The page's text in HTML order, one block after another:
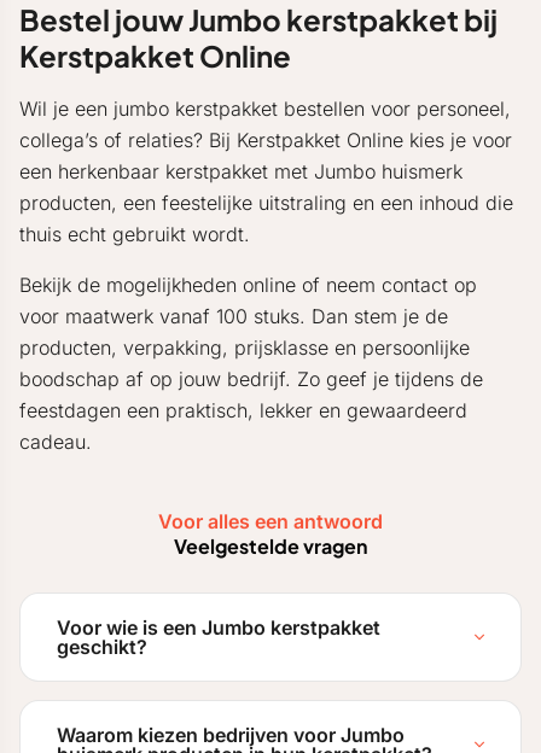
Bestel jouw Jumbo kerstpakket bij
Kerstpakket Online
Wil je een jumbo kerstpakket bestellen voor personeel,
collega’s of relaties? Bij Kerstpakket Online kies je voor
een herkenbaar kerstpakket met Jumbo huismerk
producten, een feestelijke uitstraling en een inhoud die
thuis echt gebruikt wordt.
Bekijk de mogelijkheden online of neem contact op
voor maatwerk vanaf 100 stuks. Dan stem je de
producten, verpakking, prijsklasse en persoonlijke
boodschap af op jouw bedrijf. Zo geef je tijdens de
feestdagen een praktisch, lekker en gewaardeerd
cadeau.
Voor alles een antwoord
Veelgestelde vragen
Voor wie is een Jumbo kerstpakket
geschikt?
Waarom kiezen bedrijven voor Jumbo